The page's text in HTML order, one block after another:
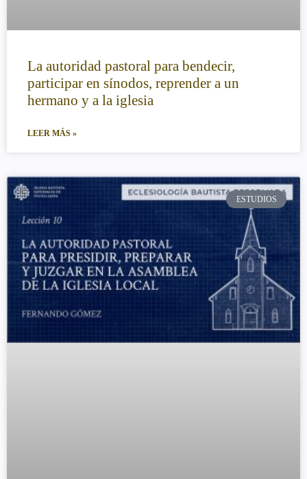
La autoridad pastoral para bendecir,
participar en sínodos, reprender a un
hermano y a la iglesia
LEER MÁS »
ESTUDIOS